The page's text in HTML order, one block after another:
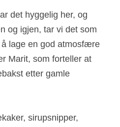
det hyggelig her, og
og igjen, tar vi det som
lage en god atmosfære
Marit, som forteller at
etter gamle
sirupsnipper,